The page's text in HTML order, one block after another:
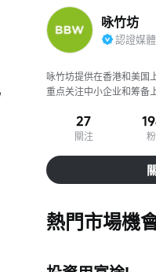
咏竹坊
認證媒體
咏竹坊提供在香港和美国
重点关注中小企业和筹备
27
關注
熱門市場機